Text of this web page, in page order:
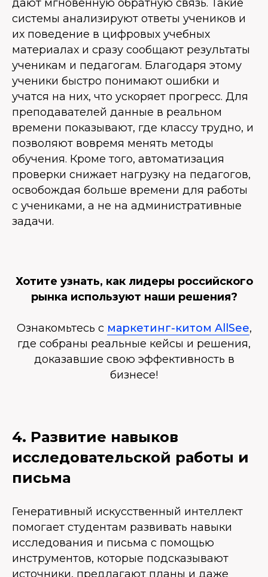
дают мгновенную обратную связь. Такие
системы анализируют ответы учеников и
их поведение в цифровых учебных
материалах и сразу сообщают результаты
ученикам и педагогам. Благодаря этому
ученики быстро понимают ошибки и
учатся на них, что ускоряет прогресс. Для
преподавателей данные в реальном
времени показывают, где классу трудно, и
позволяют вовремя менять методы
обучения. Кроме того, автоматизация
проверки снижает нагрузку на педагогов,
освобождая больше времени для работы
с учениками, а не на административные
задачи.
Хотите узнать, как лидеры российского
рынка используют наши решения?
Ознакомьтесь с маркетинг-китом AllSee,
где собраны реальные кейсы и решения,
доказавшие свою эффективность в
бизнесе!
4. Развитие навыков
исследовательской работы и
письма
Генеративный искусственный интеллект
помогает студентам развивать навыки
исследования и письма с помощью
инструментов, которые подсказывают
источники, предлагают планы и даже